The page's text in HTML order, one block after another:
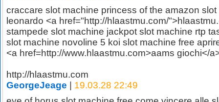
craccare slot machine princess of the amazon
leonardo <a href="http://hlaastmu.com/
stampede slot machine jackpot slot machine rtp
slot machine novoline 5 koi slot machine free
<a href=http://www.hlaastmu.com>aams giochi</
http://hlaastmu.com
GeorgeJeage
19.03.28 22:49